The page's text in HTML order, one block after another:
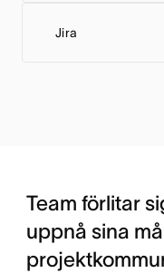
Jira
Team förlitar
uppnå sina